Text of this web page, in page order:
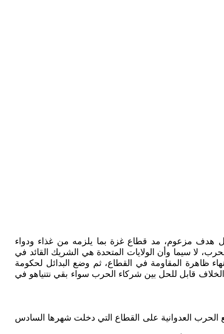
هدف مزعوم، مد قطاع غزة بما يلزمه من غذاء ودواء
لا سيما وأن الولايات المتحدة هي الشريك القائد في
ظاهرة المقاومة في القطاع، ثم وضع البدائل لحكومة
قابل للحل بين شركاء الحرب سواء بقي نتنياهو في
الحرب العدوانية على القطاع التي دخلت شهرها السادس